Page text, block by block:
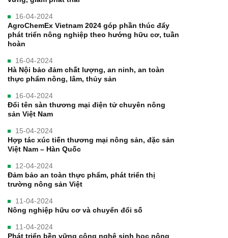
16-04-2024
AgroChemEx Vietnam 2024 góp phần thúc đẩy
phát triển nông nghiệp theo hướng hữu cơ, tuần
hoàn
16-04-2024
Hà Nội bảo đảm chất lượng, an ninh, an toàn
thực phẩm nông, lâm, thủy sản
16-04-2024
Đổi tên sàn thương mại điện tử chuyên nông
sản Việt Nam
15-04-2024
Hợp tác xúc tiến thương mại nông sản, đặc sản
Việt Nam – Hàn Quốc
12-04-2024
Đảm bảo an toàn thực phẩm, phát triển thị
trường nông sản Việt
11-04-2024
Nông nghiệp hữu cơ và chuyển đổi số
11-04-2024
Phát triển bền vững công nghệ sinh học nông